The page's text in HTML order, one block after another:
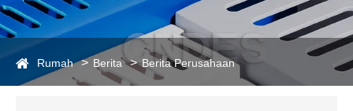
Rumah Berita Berita Perusahaan